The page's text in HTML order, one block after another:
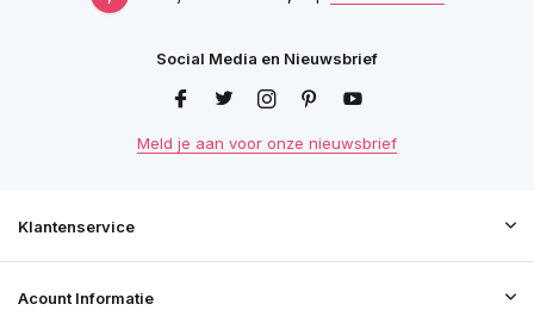
Social Media en Nieuwsbrief
Meld je aan voor onze nieuwsbrief
Klantenservice
Acount Informatie